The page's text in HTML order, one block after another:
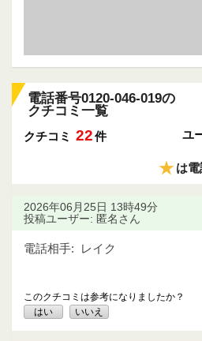
電話番号0120-046-019の
クチコミ一覧
クチコミ 22件 ユ
★は
2026年06月25日 13時49分
投稿ユーザー: 匿名さん
電話相手: レイク
このクチコミは参考になりましたか？
はい
いいえ